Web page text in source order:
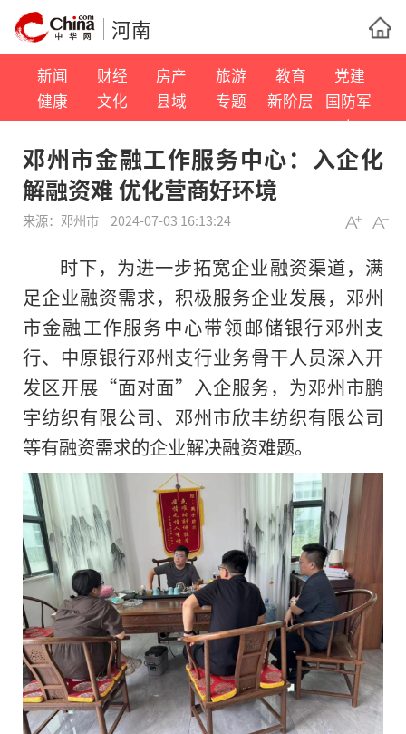
河南
新闻 财经 房产 旅游 教育
党建
健康
文化 县域 专题 新阶层
国防军
事
邓州市金融工作服务中心：入企化
解融资难 优化营商好环境
来源： 邓州市 2024-07-03 16:13:24
时下，为进一步拓宽企业融资渠道，满
足企业融资需求，积极服务企业发展，邓州
市金融工作服务中心带领邮储银行邓州支
行、中原银行邓州支行业务骨干人员深入开
发区开展“面对面”入企服务，为邓州市鹏
宇纺织有限公司、邓州市欣丰纺织有限公司
等有融资需求的企业解决融资难题。